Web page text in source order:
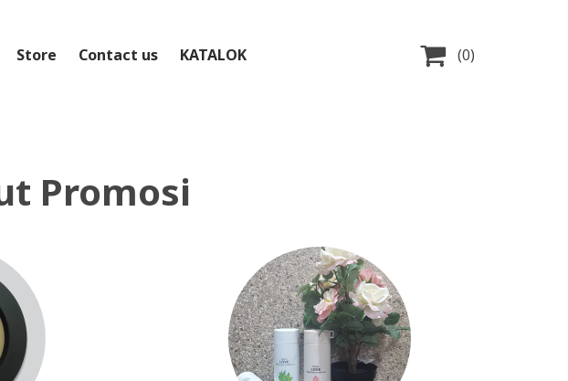
Store Contact us KATALOK  (0)
Promosi